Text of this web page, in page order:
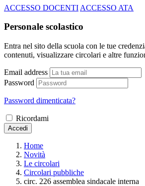
ACCESSO DOCENTI ACCESSO ATA
Personale scolastico
Entra nel sito della scuola con le tue
contenuti, visualizzare circolari e altre
Email address
Password
Password dimenticata?
Ricordami
Accedi
Home
Novità
Le circolari
Circolari pubbliche
circ. 226 assemblea sindacale interna